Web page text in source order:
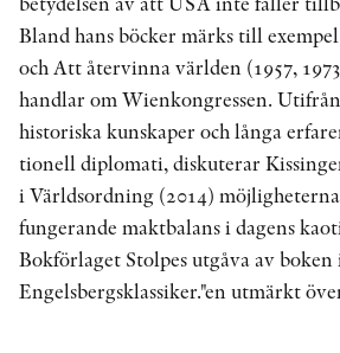
Bland hans böcker märks till
och Att återvinna världen (1957,
handlar om Wienkon­gressen.
historiska kunskaper och långa
tionell diplomati, diskuterar
i Världsordning (2014)
fungerande maktbalans i dagens
Bokförlaget Stolpes utgåva av
Engelsbergsklassiker."en utmärkt